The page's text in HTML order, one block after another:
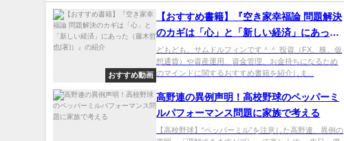
おすすめ動画
【おすすめ書籍】『空き家幸福論 問題解決
のカギは「心」と「新しい経済」にあった
（藤木哲也[著]）』の紹介
どもども、サムドルフィンです＾＾ 投資（FX、株、仮
想通貨）や資産運用、資金管理、お金持ちになるため
のマインドに関するおすすめ書籍を紹介しま...
高野連の異例声明！高校野球のペッパーミ
ルパフォーマンス問題に家族で考える
【高校野球】“ペッパーミル”を注意した高野連、異例の